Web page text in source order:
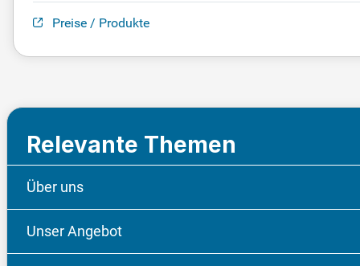
Preise / Produkte
Relevante Themen
Über uns
Unser Angebot